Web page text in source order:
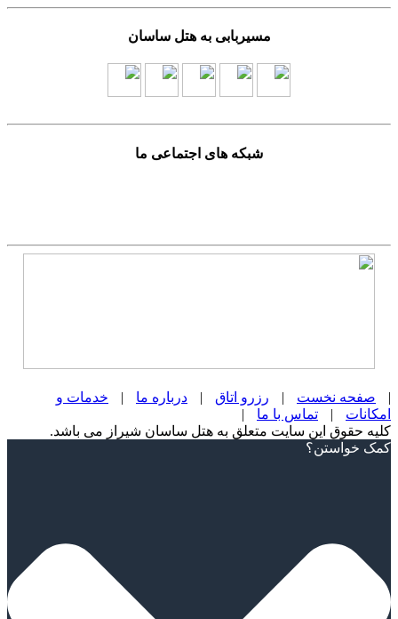
مسیربابی به هتل ساسان
شبکه های اجتماعی ما
| صفحه نخست | رزرو اتاق | درباره ما |
خدمات و
امکانات
| تماس با ما
|
کلیه حقوق این سایت متعلق به هتل ساسان شیراز می باشد.
Scroll
کمک خواستن؟